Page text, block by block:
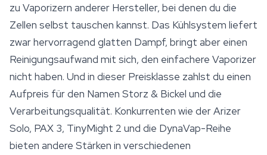
zu Vaporizern anderer Hersteller, bei denen du die
Zellen selbst tauschen kannst. Das Kühlsystem liefert
zwar hervorragend glatten Dampf, bringt aber einen
Reinigungsaufwand mit sich, den einfachere Vaporizer
nicht haben. Und in dieser Preisklasse zahlst du einen
Aufpreis für den Namen Storz & Bickel und die
Verarbeitungsqualität. Konkurrenten wie der Arizer
Solo, PAX 3, TinyMight 2 und die DynaVap-Reihe
bieten andere Stärken in verschiedenen